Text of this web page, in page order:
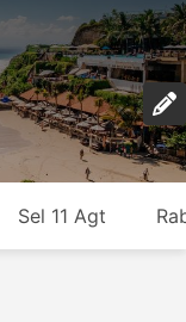
Sel 11 Agt